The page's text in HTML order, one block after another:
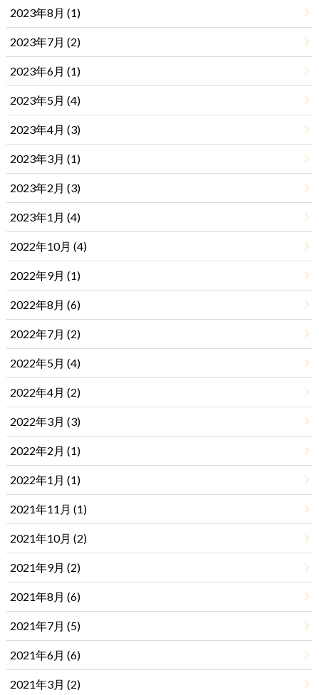
2023年8月 (1)
2023年7月 (2)
2023年6月 (1)
2023年5月 (4)
2023年4月 (3)
2023年3月 (1)
2023年2月 (3)
2023年1月 (4)
2022年10月 (4)
2022年9月 (1)
2022年8月 (6)
2022年7月 (2)
2022年5月 (4)
2022年4月 (2)
2022年3月 (3)
2022年2月 (1)
2022年1月 (1)
2021年11月 (1)
2021年10月 (2)
2021年9月 (2)
2021年8月 (6)
2021年7月 (5)
2021年6月 (6)
2021年3月 (2)